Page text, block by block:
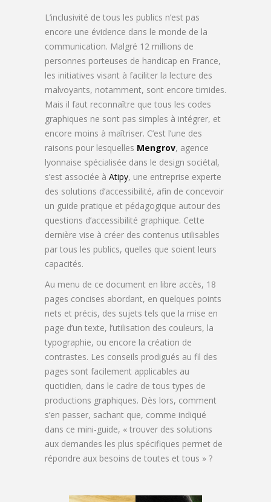
L’inclusivité de tous les publics n’est pas
encore une évidence dans le monde de la
communication. Malgré 12 millions de
personnes porteuses de handicap en France,
les initiatives visant à faciliter la lecture des
malvoyants, notamment, sont encore timides.
Mais il faut reconnaître que tous les codes
graphiques ne sont pas simples à intégrer, et
encore moins à maîtriser. C’est l’une des
raisons pour lesquelles Mengrov, agence
lyonnaise spécialisée dans le design sociétal,
s’est associée à Atipy, une entreprise experte
des solutions d’accessibilité, afin de concevoir
un guide pratique et pédagogique autour des
questions d’accessibilité graphique. Cette
dernière vise à créer des contenus utilisables
par tous les publics, quelles que soient leurs
capacités.
Au menu de ce document en libre accès, 18
pages concises abordant, en quelques points
nets et précis, des sujets tels que la mise en
page d’un texte, l’utilisation des couleurs, la
typographie, ou encore la création de
contrastes. Les conseils prodigués au fil des
pages sont facilement applicables au
quotidien, dans le cadre de tous types de
productions graphiques. Dès lors, comment
s’en passer, sachant que, comme indiqué
dans ce mini-guide, « trouver des solutions
aux demandes les plus spécifiques permet de
répondre aux besoins de toutes et tous » ?